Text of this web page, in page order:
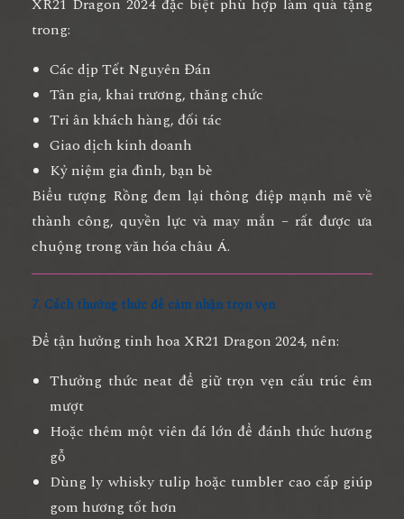
trong:
Các dịp Tết Nguyên Đán
Tân gia, khai trương, thăng chức
Tri ân khách hàng, đối tác
Giao dịch kinh doanh
Kỷ niệm gia đình, bạn bè
Biểu tượng Rồng đem lại thông điệp mạnh mẽ về
thành công, quyền lực và may mắn – rất được ưa
chuộng trong văn hóa châu Á.
7. Cách thưởng thức để cảm nhận trọn vẹn
Để tận hưởng tinh hoa XR21 Dragon 2024, nên:
Thưởng thức neat để giữ trọn vẹn cấu trúc êm
mượt
Hoặc thêm một viên đá lớn để đánh thức hương
gỗ
Dùng ly whisky tulip hoặc tumbler cao cấp giúp
gom hương tốt hơn